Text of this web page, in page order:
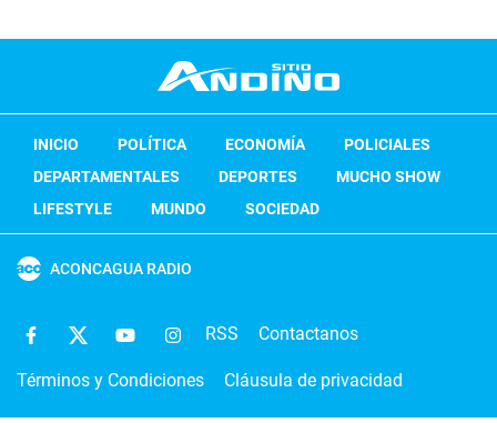
INICIO POLÍTICA ECONOMÍA
POLICIALES
DEPARTAMENTALES
DEPORTES
MUCHO SHOW
LIFESTYLE
MUNDO SOCIEDAD
ACONCAGUA RADIO
RSS Contactanos
Términos y Condiciones Cláusula de privacidad